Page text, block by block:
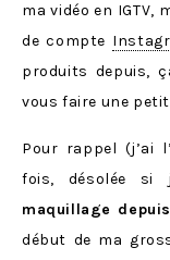
ma vidéo en IGTV,
de compte
produits depuis,
vous faire une
Pour rappel (j’ai
fois, désolée si
maquillage
début de ma